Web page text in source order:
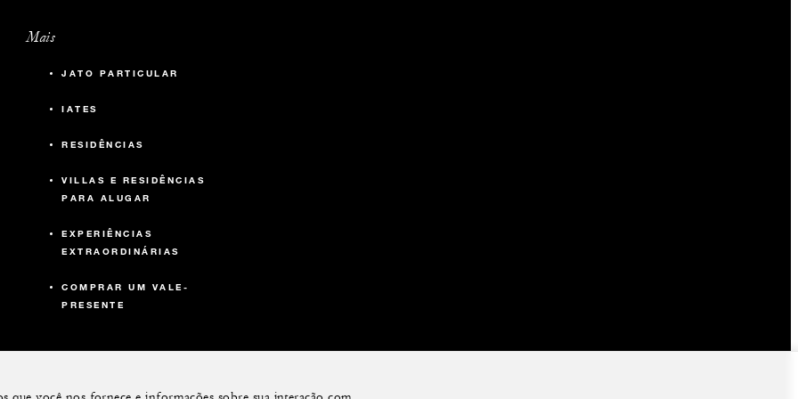
Mais
JATO PARTICULAR
IATES
RESIDÊNCIAS
VILLAS E RESIDÊNCIAS
PARA ALUGAR
EXPERIÊNCIAS
EXTRAORDINÁRIAS
COMPRAR UM VALE-
PRESENTE